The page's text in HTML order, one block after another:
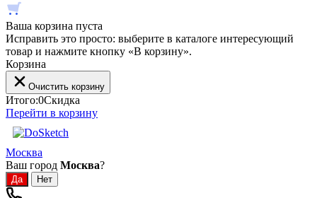
Ваша корзина пуста
Исправить это просто: выберите в каталоге интересующий
товар и нажмите кнопку «В корзину».
Корзина
Очистить корзину
Итого:0Скидка
Перейти в корзину
Москва
Ваш город Москва?